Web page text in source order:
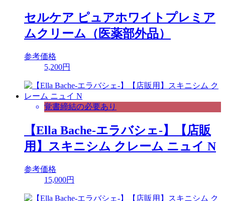
セルケア ピュアホワイトプレミア
ムクリーム（医薬部外品）
参考価格
5,200円
覚書締結の必要あり
【Ella Bache-エラバシェ-】【店販
用】スキニシム クレーム ニュイ N
参考価格
15,000円